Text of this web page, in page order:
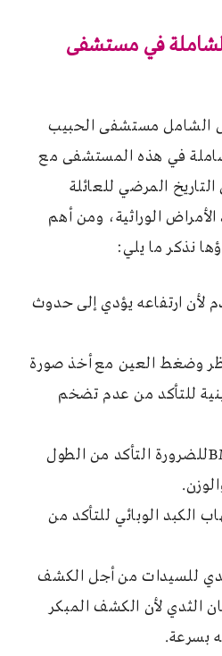
في مستشفى
الشامل مستشفى الحبيب
في هذه المستشفى مع
المرضي للعائلة
الوراثية، ومن أهم
نذكر ما يلي:
ارتفاعه يؤدي إلى حدوث
وضغط العين مع أخذ صورة
للتأكد من عدم تضخم
إجراء تحليل BMIللضرورة التأكد من الطول
الكبد الوبائي للتأكد من
للسيدات من أجل الكشف
الثدي لأن الكشف المبكر
بسرعة.